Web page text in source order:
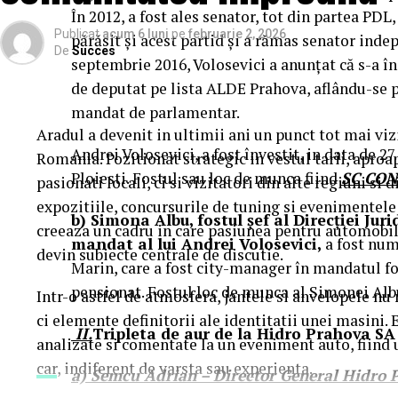
În 2012, a fost ales senator, tot din partea
părăsit şi acest partid şi a rămas senator
septembrie 2016, Volosevici a anunţat că s-a
de deputat pe lista ALDE Prahova, aflându-
mandat de parlamentar.
Andrei Volosevici, a fost învestit, in data de
Ploiesti. Fostul sau loc de munca fiindSC
b) Simona Albu, fostul șef al Direcției
mandat al lui Andrei Volosevici, a fost
Marin, care a fost city-manager în mandatul
pensionat. Fostul loc de munca al Simonei
II.Tripleta de aur de la Hidro Prahova SA
a) Semcu Adrian – Director General Hidro
Night” organizată în mai multe cinematografe
cumpără un bilet la comedia „În pielea mea” vor
Până pe 23 februarie, toți spectatorii din țară
mea” se pot înscrie în cursa pentru un iPhone 17
biletului la cinema înformularul dedicat
sorți pe 24 februarie.
După proiecțiile speciale din Arad, Timișoara,
Mare, Oradea, cu săli pline, multe aplauze,
curioși și încântați de poveste și de prestațiile
în mai multe orașe.
Pe11 februarieva avea loc proiecția specială„În
Park Constanța,de la 18:30, underegizorul
originari din Constanța și împrejurimi, vor
Publicat acum 6 luni pe februarie 2, 2026
De Succes
Aradul a devenit in ultimii ani un punct tot mai
Romania. Pozitionat strategic in vestul tarii,
pasionati locali, ci si vizitatori din alte regiuni si
expozitiile, concursurile de tuning si
creeaza un cadru in care pasiunea pentru
devin subiecte centrale de discutie.
Intr-o astfel de atmosfera, jantele si anvelopele
ci elemente definitorii ale identitatii unei masini.
analizate si comentate la un eveniment auto,
car, indiferent de varsta sau experienta.